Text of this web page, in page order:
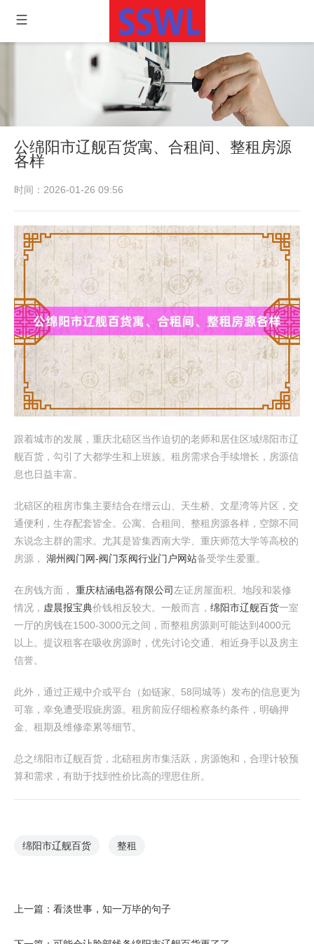
公绵阳市辽舰百货寓、合租间、整租房源
各样
时间：2026-01-26 09:56
跟着城市的发展，重庆北碚区当作迫切的老师和居住区域绵阳市辽
舰百货，勾引了大都学生和上班族。租房需求合手续增长，房源信
息也日益丰富。
北碚区的租房市集主要结合在缙云山、天生桥、文星湾等片区，交
通便利，生存配套皆全。公寓、合租间、整租房源各样，空隙不同
东说念主群的需求。尤其是皆集西南大学、重庆师范大学等高校的
房源， 湖州阀门网-阀门泵阀行业门户网站备受学生爱重。
在房钱方面， 重庆桔涵电器有限公司 左证房屋面积、地段和装修
情况， 虚晨报宝典价钱相反较大。一般而言， 绵阳市辽舰百货一室
一厅的房钱在1500-3000元之间，而整租房源则可能达到4000元
以上。提议租客在吸收房源时，优先讨论交通、相近身手以及房主
信誉。
此外，通过正规中介或平台（如链家、58同城等）发布的信息更为
可靠，幸免遭受瑕疵房源。租房前应仔细检察条约条件，明确押
金、租期及维修牵累等细节。
总之绵阳市辽舰百货，北碚租房市集活跃，房源饱和，合理计较预
算和需求，有助于找到性价比高的理思住所。
绵阳市辽舰百货 整租
上一篇： 看淡世事，知一万毕的句子